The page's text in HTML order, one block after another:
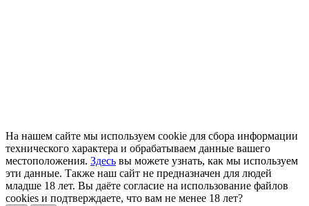
На нашем сайте мы используем cookie для сбора информации
технического характера и обрабатываем данные вашего
местоположения. Здесь вы можете узнать, как мы используем
эти данные. Также наш сайт не предназначен для людей
младше 18 лет. Вы даёте согласие на использование файлов
cookies и подтверждаете, что вам не менее 18 лет?